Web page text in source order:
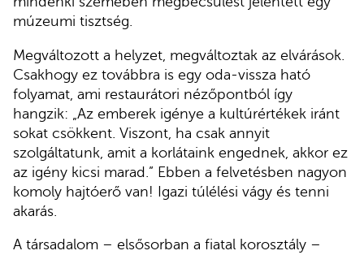
múzeumi tisztség.
Megváltozott a helyzet, megváltoztak az elvárások.
Csakhogy ez továbbra is egy oda-vissza ható
folyamat, ami restaurátori nézőpontból így
hangzik: „Az emberek igénye a kultúrértékek iránt
sokat csökkent. Viszont, ha csak annyit
szolgáltatunk, amit a korlátaink engednek, akkor ez
az igény kicsi marad.” Ebben a felvetésben nagyon
komoly hajtóerő van! Igazi túlélési vágy és tenni
akarás.
A társadalom – elsősorban a fiatal korosztály –